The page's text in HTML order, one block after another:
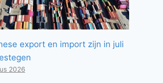
export en import zijn in juli
2026